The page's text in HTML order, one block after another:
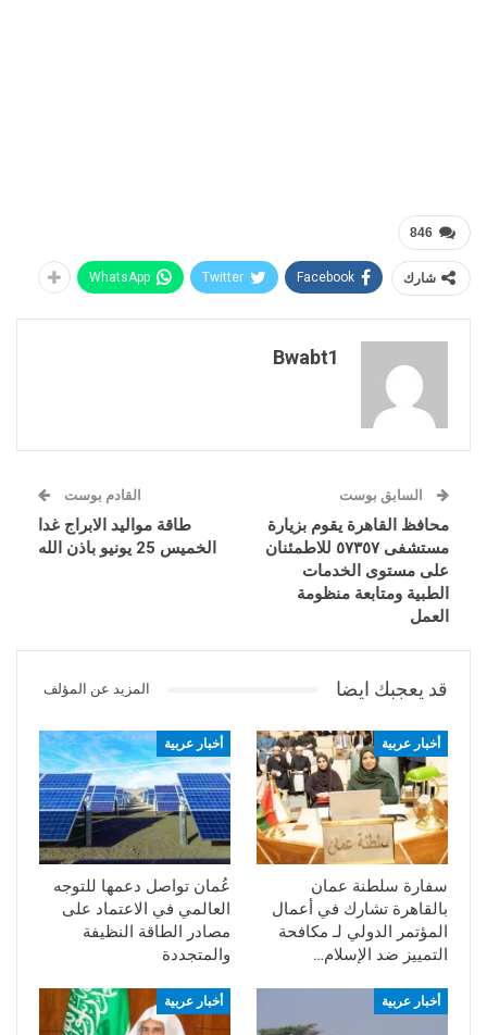
846
شارك Facebook
Twitter
WhatsApp
Bwabt1
السابق بوست
محافظ القاهرة يقوم بزيارة
مستشفى ٥٧٣٥٧ للاطمئنان
على مستوى الخدمات
الطبية ومتابعة منظومة
العمل
القادم بوست
طاقة مواليد الابراج غدا
الخميس 25 يونيو باذن الله
قد يعجبك ايضا المزيد عن المؤلف
أخبار عربية
سفارة سلطنة عمان
بالقاهرة تشارك في أعمال
المؤتمر الدولي لـ مكافحة
التمييز ضد الإسلام…
أخبار عربية
عُمان تواصل دعمها للتوجه
العالمي في الاعتماد على
مصادر الطاقة النظيفة
والمتجددة
أخبار عربية أخبار عربية